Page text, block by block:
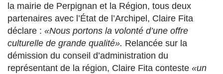
la mairie de Perpignan et la Région, tous deux
partenaires avec l’État de l’Archipel, Claire Fita
déclare : «Nous portons la volonté d’une offre
culturelle de grande qualité». Relancée sur la
démission du conseil d’administration du
représentant de la région, Claire Fita conteste «un